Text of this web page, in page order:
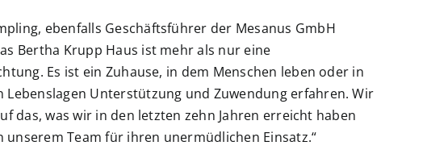
ebenfalls Geschäftsführer der Mesanus GmbH
Bertha Krupp Haus ist mehr als nur eine
Es ist ein Zuhause, in dem Menschen leben oder in
Lebenslagen Unterstützung und Zuwendung erfahren. Wir
das, was wir in den letzten zehn Jahren erreicht haben
unserem Team für ihren unermüdlichen Einsatz.“